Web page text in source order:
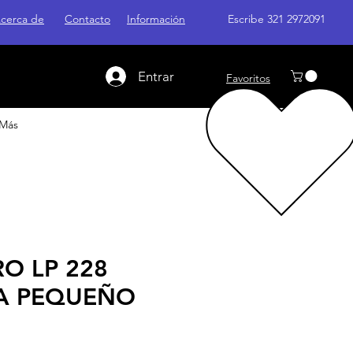
de Contacto Información Escribe 321 2972091
Entrar Favoritos
Más
LP 228
PEQUEÑO